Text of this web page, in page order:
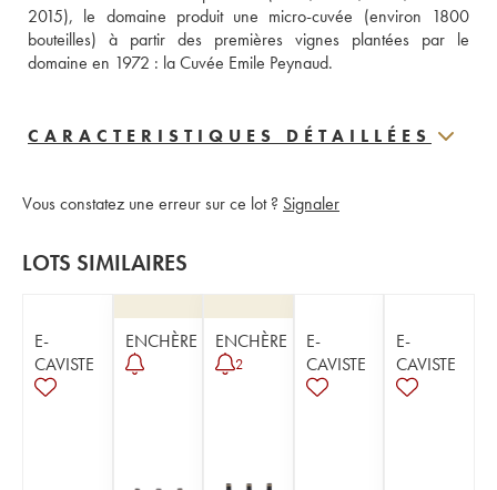
2015), le domaine produit une micro-cuvée (environ 1800
bouteilles) à partir des premières vignes plantées par le
domaine en 1972 : la Cuvée Emile Peynaud.
CARACTERISTIQUES DÉTAILLÉES
Vous constatez une erreur sur ce lot ? Signaler
LOTS SIMILAIRES
E-
CAVISTE
ENCHÈRE ENCHÈRE
2
E-
CAVISTE
E-
CAVISTE